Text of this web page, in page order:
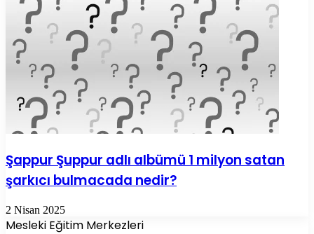
Şappur Şuppur adlı albümü 1 milyon satan
şarkıcı bulmacada nedir?
2 Nisan 2025
Mesleki Eğitim Merkezleri